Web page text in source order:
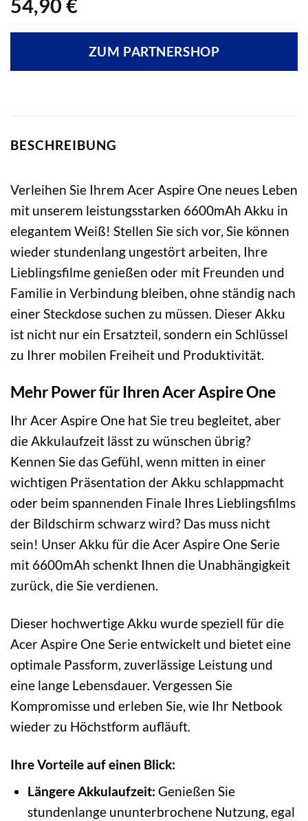
54,90 €
ZUM PARTNERSHOP
BESCHREIBUNG
Verleihen Sie Ihrem Acer Aspire One neues Leben
mit unserem leistungsstarken 6600mAh Akku in
elegantem Weiß! Stellen Sie sich vor, Sie können
wieder stundenlang ungestört arbeiten, Ihre
Lieblingsfilme genießen oder mit Freunden und
Familie in Verbindung bleiben, ohne ständig nach
einer Steckdose suchen zu müssen. Dieser Akku
ist nicht nur ein Ersatzteil, sondern ein Schlüssel
zu Ihrer mobilen Freiheit und Produktivität.
Mehr Power für Ihren Acer Aspire One
Ihr Acer Aspire One hat Sie treu begleitet, aber
die Akkulaufzeit lässt zu wünschen übrig?
Kennen Sie das Gefühl, wenn mitten in einer
wichtigen Präsentation der Akku schlappmacht
oder beim spannenden Finale Ihres Lieblingsfilms
der Bildschirm schwarz wird? Das muss nicht
sein! Unser Akku für die Acer Aspire One Serie
mit 6600mAh schenkt Ihnen die Unabhängigkeit
zurück, die Sie verdienen.
Dieser hochwertige Akku wurde speziell für die
Acer Aspire One Serie entwickelt und bietet eine
optimale Passform, zuverlässige Leistung und
eine lange Lebensdauer. Vergessen Sie
Kompromisse und erleben Sie, wie Ihr Netbook
wieder zu Höchstform aufläuft.
Ihre Vorteile auf einen Blick:
Längere Akkulaufzeit: Genießen Sie
stundenlange ununterbrochene Nutzung, egal